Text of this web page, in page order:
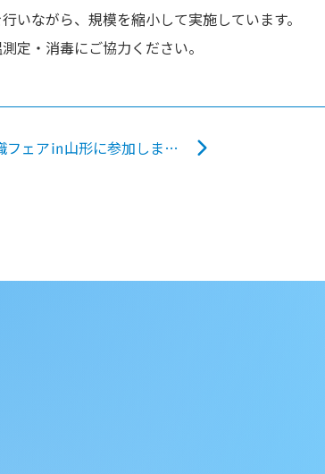
いながら、規模を縮小して実施しています。
定・消毒にご協力ください。
Workin就活・転職フェア㏌山形に参加します！